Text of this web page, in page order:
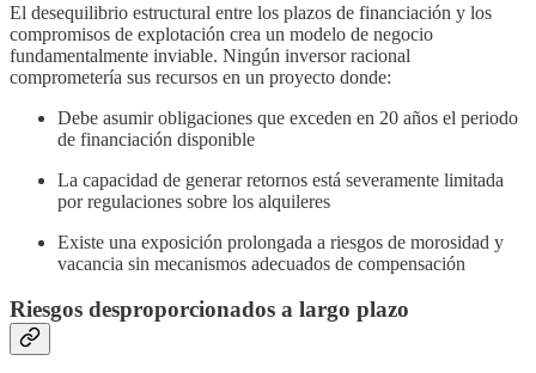
El desequilibrio estructural entre los plazos de financiación y los
compromisos de explotación crea un modelo de negocio
fundamentalmente inviable. Ningún inversor racional
comprometería sus recursos en un proyecto donde:
Debe asumir obligaciones que exceden en 20 años el periodo
de financiación disponible
La capacidad de generar retornos está severamente limitada
por regulaciones sobre los alquileres
Existe una exposición prolongada a riesgos de morosidad y
vacancia sin mecanismos adecuados de compensación
Riesgos desproporcionados a largo plazo